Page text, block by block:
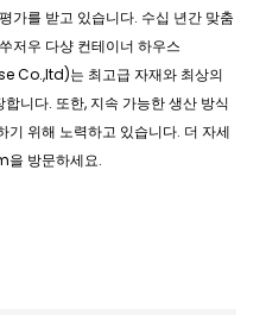
가를 받고 있습니다. 수십 년간 맞춤
저우 다샹 컨테이너 하우스
는 최고급 자재와 최상의
니다. 또한, 지속 가능한 생산 방식
기 위해 노력하고 있습니다. 더 자세
방문하세요.